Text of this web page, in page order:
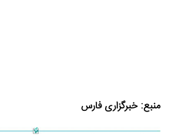
منبع:خبرگزاری فارس